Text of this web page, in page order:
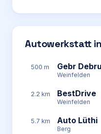
Autowerkstatt
500 m Gebr
Weinfelden
2.2 km BestDrive
Weinfelden
5.7 km Auto Lüthi
Berg